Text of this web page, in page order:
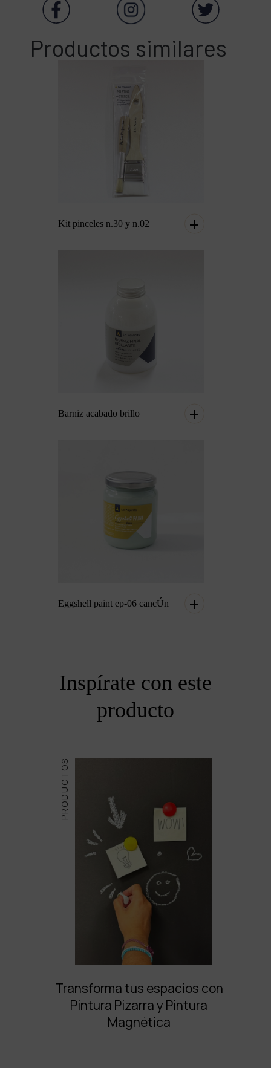
Productos similares
Kit pinceles n.30 y n.02
Barniz acabado brillo
Eggshell paint ep-06 cancÚn
Inspírate con este
producto
PRODUCTOS
Transforma tus espacios con
Pintura Pizarra y Pintura
Magnética